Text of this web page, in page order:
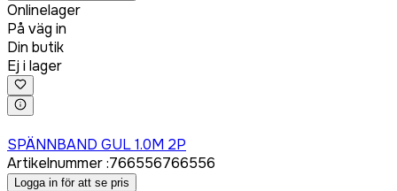
Onlinelager
På väg in
Din butik
Ej i lager
SPÄNNBAND GUL 1.0M 2P
Artikelnummer:766556766556
Logga in för att se pris